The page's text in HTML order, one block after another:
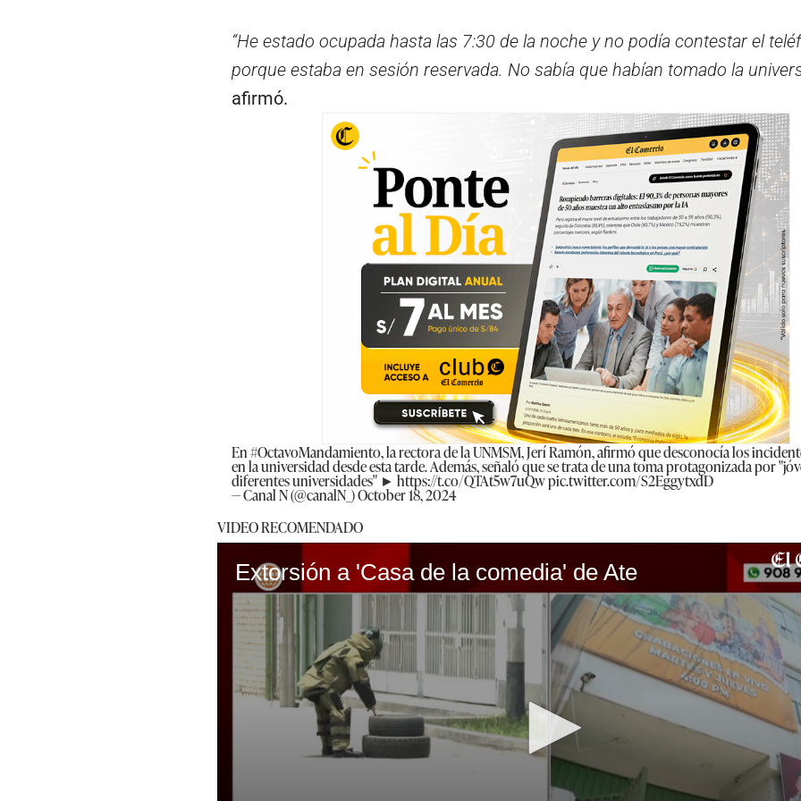
“He estado ocupada hasta las 7:30 de la noche y no podía contestar el
porque estaba en sesión reservada. No sabía que habían tomado la
afirmó.
En#OctavoMandamiento, la rectora de la UNMSM, Jerí Ramón, afirmó que desconocía los
en la universidad desde esta tarde. Además, señaló que se trata de una toma protagonizada por
diferentes universidades" ► https://t.co/QTAt5w7uQwpic.twitter.com/S2EggytxdD
— Canal N (@canalN_)October 18, 2024
VIDEO RECOMENDADO
Extorsión a 'Casa de la comedia' de Ate